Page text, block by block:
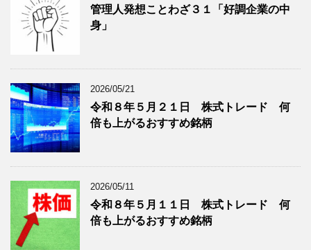
グ
記
事
を
表
示
ー
グ
記
事
を
表
示
管理人発想ことわざ３１「好調企業の中
身」
2026/05/21
令和８年５月２１日 株式トレード 何
倍も上がるおすすめ銘柄
2026/05/11
令和８年５月１１日 株式トレード 何
倍も上がるおすすめ銘柄